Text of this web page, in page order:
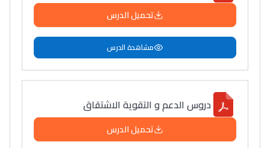
تحميل الدرس
مشاهدة الدرس
دروس الدعم و التقوية الاشتقاق
تحميل الدرس